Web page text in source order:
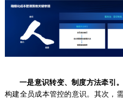
一是意识转变、制度方法牵引
构建全员成本管控的意识。其次，